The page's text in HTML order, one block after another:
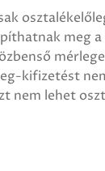
meg
kifizetést
nem lehet